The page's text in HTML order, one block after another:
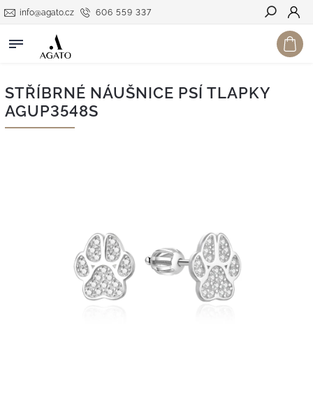
606 559 337
info@agato.cz
Hledat
STŘÍBRNÉ NÁUŠNICE PSÍ TLAPKY
AGUP3548S